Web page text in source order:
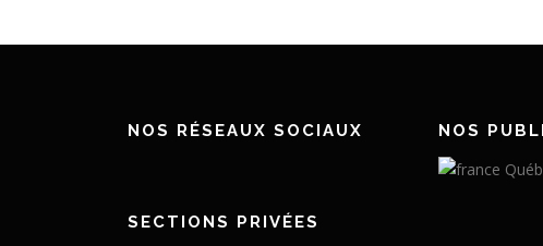
NOS RÉSEAUX SOCIAUX
SECTIONS PRIVÉES
NOS